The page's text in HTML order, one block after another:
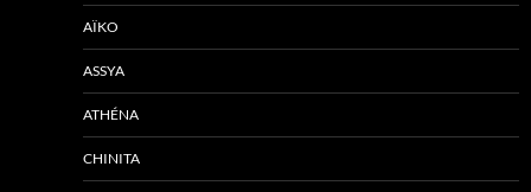
AÏKO
ASSYA
ATHÉNA
CHINITA